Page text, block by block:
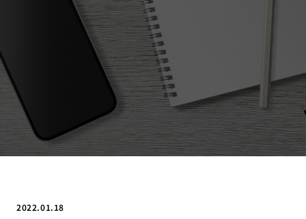
2022.01.18